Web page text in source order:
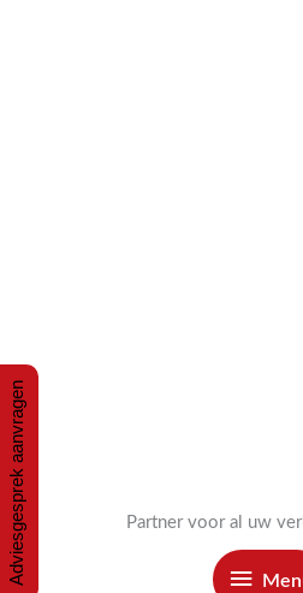
Partner voor al uw
Menu
Adviesgesprek aanvragen